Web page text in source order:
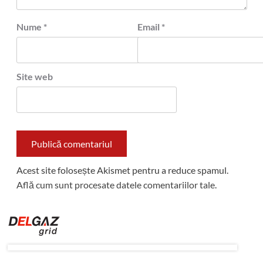
Nume * Email *
Site web
Acest site folosește Akismet pentru a reduce spamul.
Află cum sunt procesate datele comentariilor tale.